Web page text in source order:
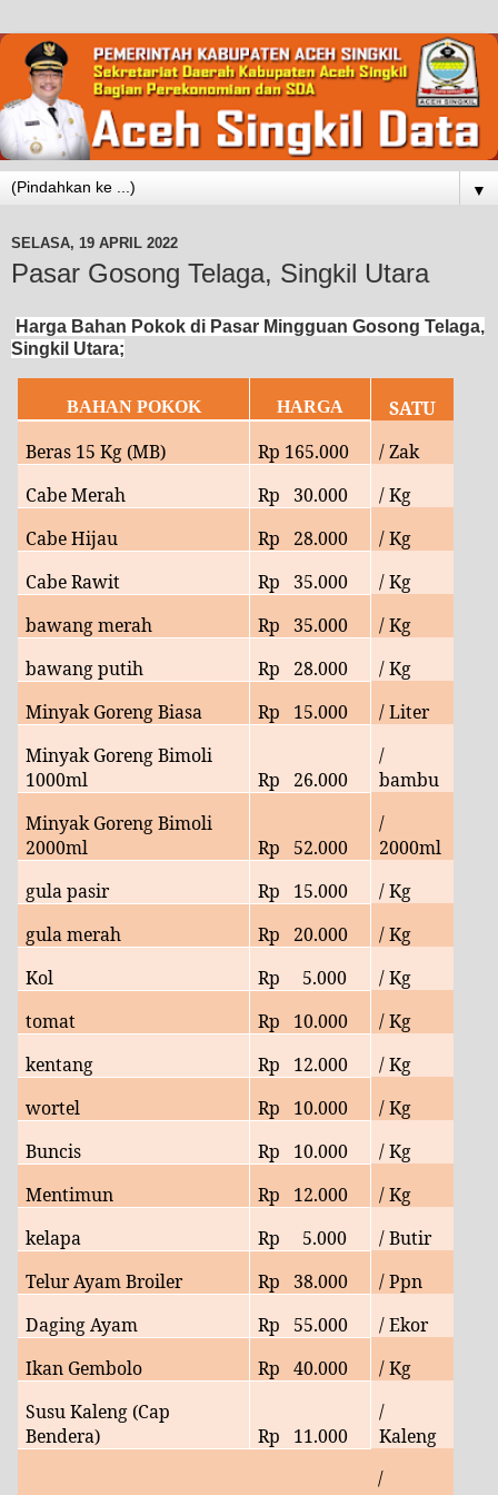
▼
SELASA, 19 APRIL 2022
Pasar Gosong Telaga, Singkil Utara
Harga Bahan Pokok di Pasar Mingguan Gosong Telaga,
Singkil Utara;
BAHAN POKOK HARGA
SATU
Beras 15 Kg (MB)
Rp 165.000
/ Zak
Cabe Merah
Rp 30.000
/ Kg
Cabe Hijau
Rp 28.000
/ Kg
Cabe Rawit
Rp 35.000
/ Kg
bawang merah
Rp 35.000
/ Kg
bawang putih
Rp 28.000
/ Kg
Minyak Goreng Biasa
Rp 15.000
/ Liter
Minyak Goreng Bimoli
1000ml
Rp 26.000
/
bambu
Minyak Goreng Bimoli
2000ml
Rp 52.000
/
2000ml
gula pasir
Rp 15.000
/ Kg
gula merah
Rp 20.000
/ Kg
Kol
Rp 5.000
/ Kg
tomat
Rp 10.000
/ Kg
kentang
Rp 12.000
/ Kg
wortel
Rp 10.000
/ Kg
Buncis
Rp 10.000
/ Kg
Mentimun
Rp 12.000
/ Kg
kelapa
Rp 5.000
/ Butir
Telur Ayam Broiler
Rp 38.000
/ Ppn
Daging Ayam
Rp 55.000
/ Ekor
Ikan Gembolo
Rp 40.000
/ Kg
Susu Kaleng (Cap
Bendera)
Rp 11.000
/
Kaleng
/